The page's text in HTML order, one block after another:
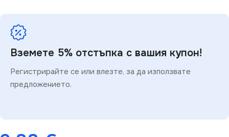
Вземете 5% отстъпка с вашия купон!
Регистрирайте се или влезте, за да използвате
предложението.